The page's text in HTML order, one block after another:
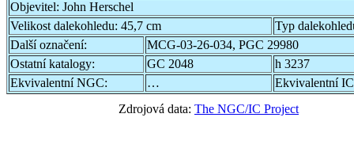
Objevitel: John Herschel
Velikost dalekohledu: 45,7 cm
Typ
Další označení:
MCG-03-26-034, PGC 29980
Ostatní katalogy:
GC 2048
h 3237
Ekvivalentní NGC:
…
Ekvivalentní
Zdrojová data: The NGC/IC Project